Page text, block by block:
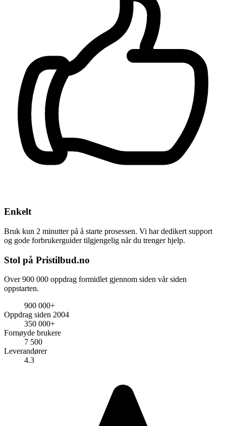
Enkelt
Bruk kun 2 minutter på å starte prosessen. Vi har dedikert support
og gode forbrukerguider tilgjengelig når du trenger hjelp.
Stol på Pristilbud.no
Over 900 000 oppdrag formidlet gjennom siden vår siden
oppstarten.
900 000+
Oppdrag siden 2004
350 000+
Fornøyde brukere
7 500
Leverandører
4.3